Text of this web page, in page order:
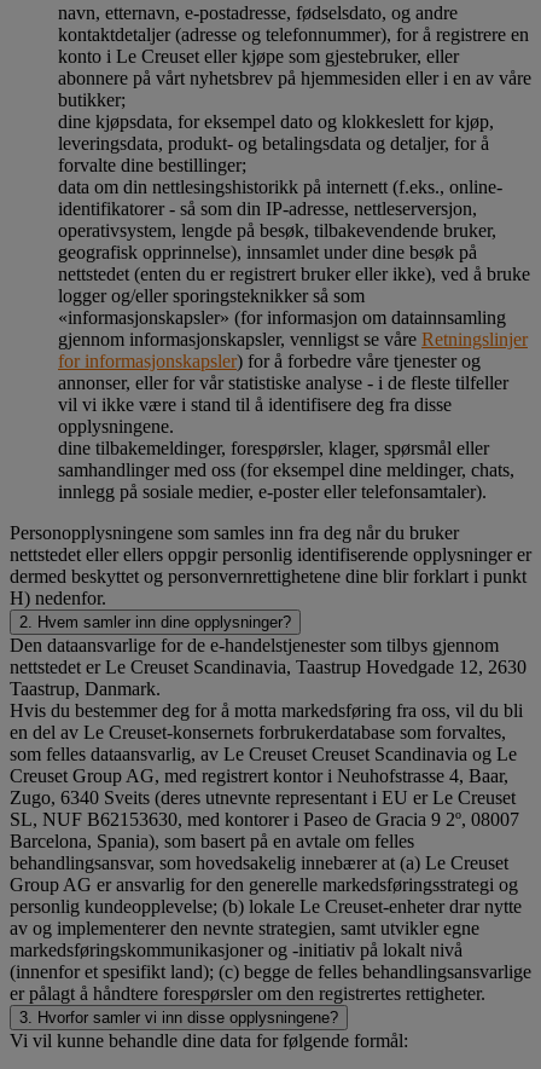
navn, etternavn, e-postadresse, fødselsdato, og andre
kontaktdetaljer (adresse og telefonnummer), for å registrere en
konto i Le Creuset eller kjøpe som gjestebruker, eller
abonnere på vårt nyhetsbrev på hjemmesiden eller i en av våre
butikker;
dine kjøpsdata, for eksempel dato og klokkeslett for kjøp,
leveringsdata, produkt- og betalingsdata og detaljer, for å
forvalte dine bestillinger;
data om din nettlesingshistorikk på internett (f.eks., online-
identifikatorer - så som din IP-adresse, nettleserversjon,
operativsystem, lengde på besøk, tilbakevendende bruker,
geografisk opprinnelse), innsamlet under dine besøk på
nettstedet (enten du er registrert bruker eller ikke), ved å bruke
logger og/eller sporingsteknikker så som
«informasjonskapsler» (for informasjon om datainnsamling
gjennom informasjonskapsler, vennligst se våre Retningslinjer
for informasjonskapsler) for å forbedre våre tjenester og
annonser, eller for vår statistiske analyse - i de fleste tilfeller
vil vi ikke være i stand til å identifisere deg fra disse
opplysningene.
dine tilbakemeldinger, forespørsler, klager, spørsmål eller
samhandlinger med oss (for eksempel dine meldinger, chats,
innlegg på sosiale medier, e-poster eller telefonsamtaler).
Personopplysningene som samles inn fra deg når du bruker
nettstedet eller ellers oppgir personlig identifiserende opplysninger er
dermed beskyttet og personvernrettighetene dine blir forklart i punkt
H) nedenfor.
2. Hvem samler inn dine opplysninger?
Den dataansvarlige for de e-handelstjenester som tilbys gjennom
nettstedet er Le Creuset Scandinavia, Taastrup Hovedgade 12, 2630
Taastrup, Danmark.
Hvis du bestemmer deg for å motta markedsføring fra oss, vil du bli
en del av Le Creuset-konsernets forbrukerdatabase som forvaltes,
som felles dataansvarlig, av Le Creuset Creuset Scandinavia og Le
Creuset Group AG, med registrert kontor i Neuhofstrasse 4, Baar,
Zugo, 6340 Sveits (deres utnevnte representant i EU er Le Creuset
SL, NUF B62153630, med kontorer i Paseo de Gracia 9 2º, 08007
Barcelona, Spania), som basert på en avtale om felles
behandlingsansvar, som hovedsakelig innebærer at (a) Le Creuset
Group AG er ansvarlig for den generelle markedsføringsstrategi og
personlig kundeopplevelse; (b) lokale Le Creuset-enheter drar nytte
av og implementerer den nevnte strategien, samt utvikler egne
markedsføringskommunikasjoner og -initiativ på lokalt nivå
(innenfor et spesifikt land); (c) begge de felles behandlingsansvarlige
er pålagt å håndtere forespørsler om den registrertes rettigheter.
3. Hvorfor samler vi inn disse opplysningene?
Vi vil kunne behandle dine data for følgende formål: